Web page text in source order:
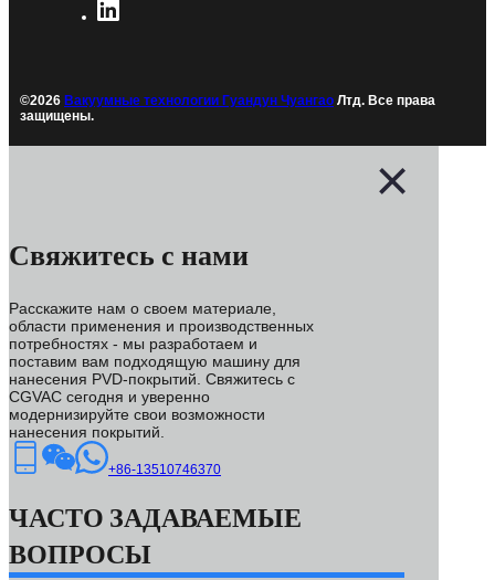
©2026 Вакуумные технологии Гуандун Чуангао Лтд. Все права
защищены.
Свяжитесь с нами
Расскажите нам о своем материале,
области применения и производственных
потребностях - мы разработаем и
поставим вам подходящую машину для
нанесения PVD-покрытий. Свяжитесь с
CGVAC сегодня и уверенно
модернизируйте свои возможности
нанесения покрытий.
+86-13510746370
ЧАСТО ЗАДАВАЕМЫЕ
ВОПРОСЫ